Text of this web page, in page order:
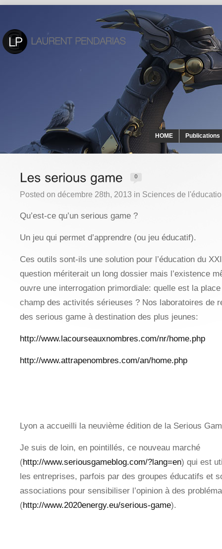
HOME Publications
Posted on décembre 28th, 2013 in Sciences de
Qu’est-ce qu’un serious game ?
Un jeu qui permet d’apprendre (ou jeu éducatif).
Ces outils sont-ils une solution pour l’éducation du
question mériterait un long dossier mais l’existence
ouvre une interrogation primordiale: quelle est la
champ des activités sérieuses ? Nos laboratoires de
des serious game à destination des plus jeunes:
http://www.lacourseauxnombres.com/nr/home.php
http://www.attrapenombres.com/an/home.php
Lyon a accueilli la neuvième édition de la Serious
Je suis de loin, en pointillés, ce nouveau marché
(http://www.seriousgameblog.com/?lang=en) qui est
les entreprises, parfois par des groupes éducatifs et
associations pour sensibiliser l’opinion à des
(http://www.2020energy.eu/serious-game).